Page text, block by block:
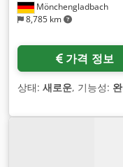
Mönchengladbach
8,785 km
가격 정보
상태: 새로운, 기능성: